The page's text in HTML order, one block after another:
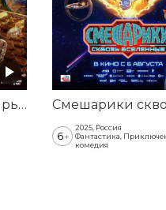
Последний богатырь. Колобок
6+
2025, Россия
Фантастика,
комедия